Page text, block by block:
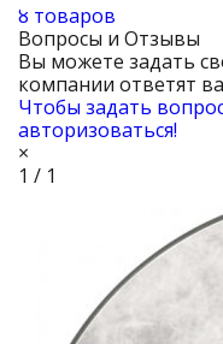
8 товаров
Вопросы и Отзывы
Вы можете задать
компании ответят
Чтобы задать
авторизоваться!
×
1 / 1